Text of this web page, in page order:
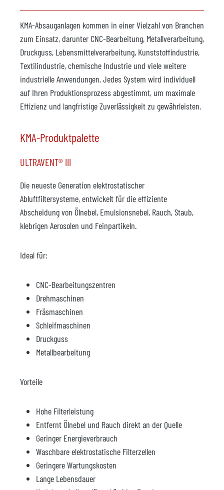
KMA-Absauganlagen kommen in einer Vielzahl von Branchen
zum Einsatz, darunter CNC-Bearbeitung, Metallverarbeitung,
Druckguss, Lebensmittelverarbeitung, Kunststoffindustrie,
Textilindustrie, chemische Industrie und viele weitere
industrielle Anwendungen. Jedes System wird individuell
auf Ihren Produktionsprozess abgestimmt, um maximale
Effizienz und langfristige Zuverlässigkeit zu gewährleisten.
KMA-Produktpalette
ULTRAVENT® III
Die neueste Generation elektrostatischer
Abluftfiltersysteme, entwickelt für die effiziente
Abscheidung von Ölnebel, Emulsionsnebel, Rauch, Staub,
klebrigen Aerosolen und Feinpartikeln.
Ideal für:
CNC-Bearbeitungszentren
Drehmaschinen
Fräsmaschinen
Schleifmaschinen
Druckguss
Metallbearbeitung
Vorteile
Hohe Filterleistung
Entfernt Ölnebel und Rauch direkt an der Quelle
Geringer Energieverbrauch
Waschbare elektrostatische Filterzellen
Geringere Wartungskosten
Lange Lebensdauer